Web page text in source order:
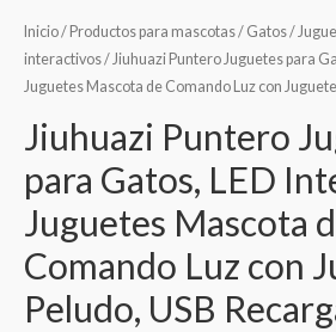
Inicio/ Productos para mascotas/ Gatos/
interactivos/ Jiuhuazi Puntero Juguetes para
Juguetes Mascota de Comando Luz con
Jiuhuazi Puntero
para Gatos, LED
Juguetes Mascota
Comando Luz con
Peludo, USB